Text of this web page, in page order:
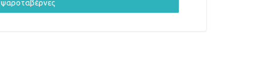
ψαροταβέρνες